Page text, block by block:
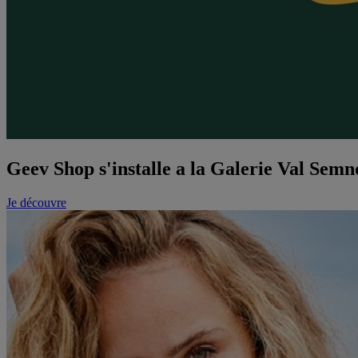
Geev Shop s'installe a la Galerie Val
Je découvre